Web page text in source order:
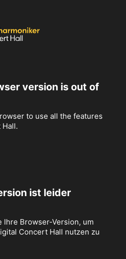
version is out of
to use all the features
ist leider
Ihre Browser-Version, um
Concert Hall nutzen zu